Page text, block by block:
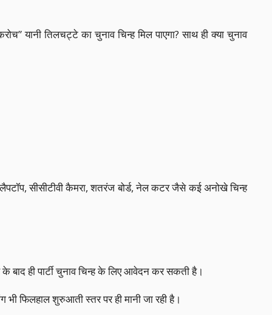
यानी तिलचट्टे का चुनाव चिन्ह मिल पाएगा? साथ ही क्या चुनाव
सीसीटीवी कैमरा, शतरंज बोर्ड, नेल कटर जैसे कई अनोखे चिन्ह
ही पार्टी चुनाव चिन्ह के लिए आवेदन कर सकती है।
फिलहाल शुरुआती स्तर पर ही मानी जा रही है।